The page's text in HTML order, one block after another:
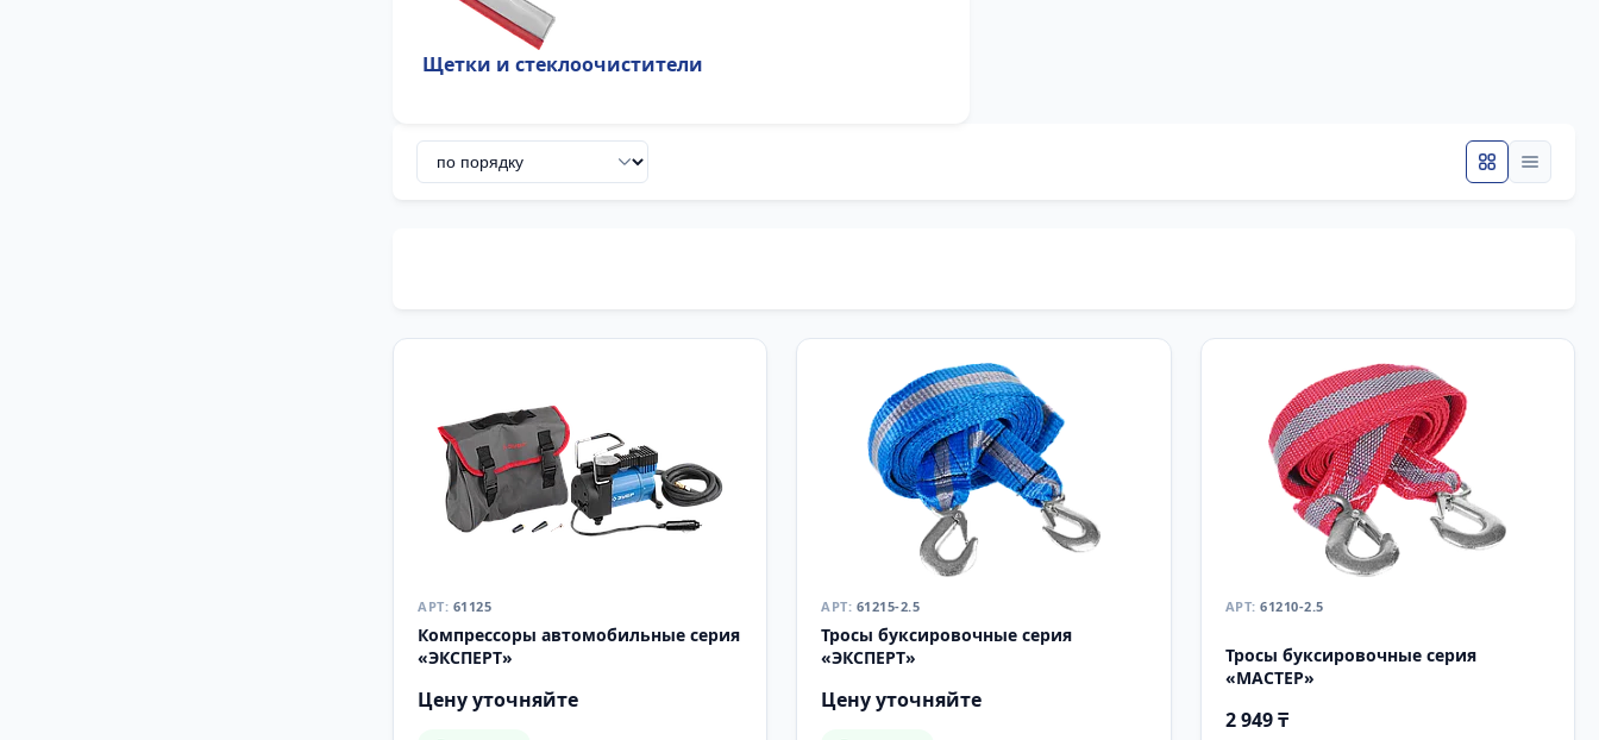
Щетки и стеклоочистители
61125
Компрессоры автомобильные серия
«ЭКСПЕРТ»
Цену уточняйте
61215-2.5
Тросы буксировочные серия
«ЭКСПЕРТ»
Цену уточняйте
61210-2.5
Тросы буксировочные серия
«МАСТЕР»
2 949 ₸